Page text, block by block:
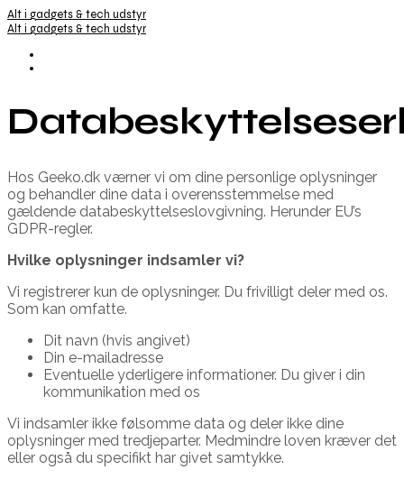
Alt i gadgets & tech udstyr
Alt i gadgets & tech udstyr
Hos Geeko.dk værner vi om dine personlige oplysninger
og behandler dine data i overensstemmelse med
gældende databeskyttelseslovgivning. Herunder EU’s
GDPR-regler.
Hvilke oplysninger indsamler vi?
Vi registrerer kun de oplysninger. Du frivilligt deler med os.
Som kan omfatte.
Dit navn (hvis angivet)
Din e-mailadresse
Eventuelle yderligere informationer. Du giver i din
kommunikation med os
Vi indsamler ikke følsomme data og deler ikke dine
oplysninger med tredjeparter. Medmindre loven kræver det
eller også du specifikt har givet samtykke.